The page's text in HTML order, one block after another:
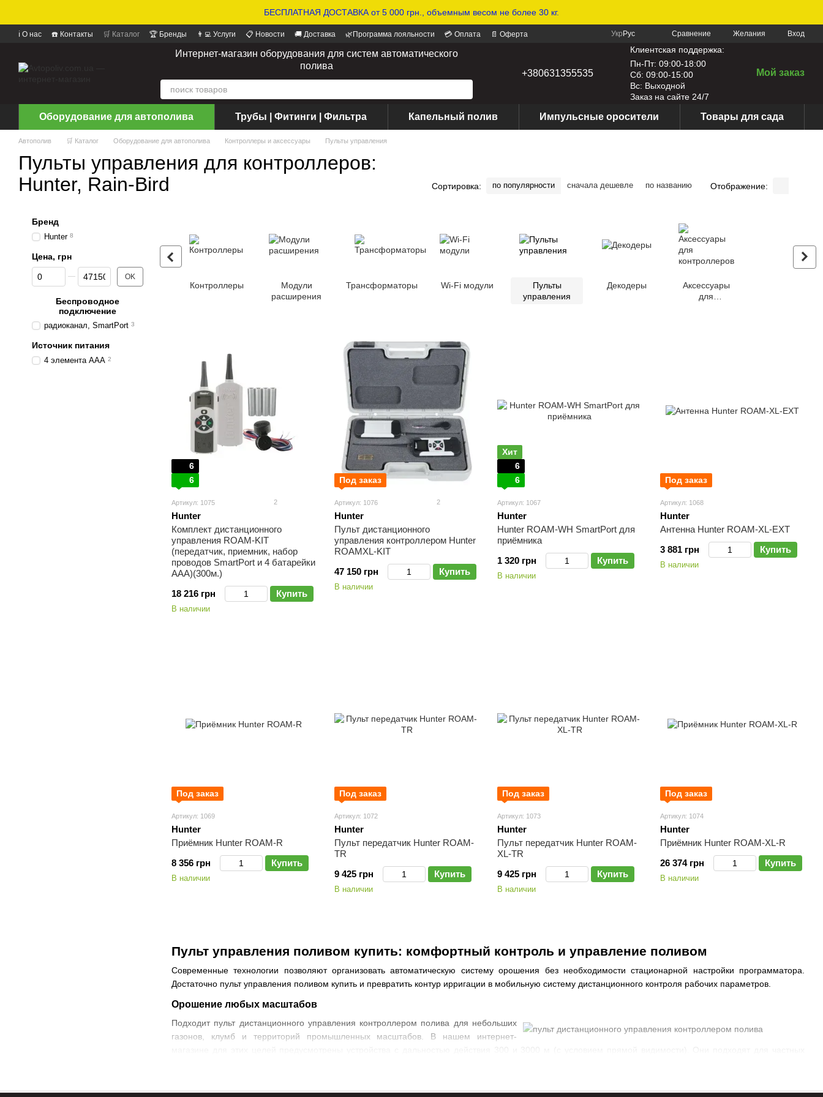
БЕСПЛАТНАЯ ДОСТАВКА от 5 000 грн., объемным весом не более 30 кг.
ℹ️ О нас ☎️ Контакты 🛒 Каталог 🏆 Бренды 👨‍💻 Услуги 📋 Новости 🚚 Доставка 🌿Программа лояльности 💳 Оплата
📄 Оферта
Укр Рус Сравнение Желания Вход
Интернет-магазин оборудования для систем автоматического
полива
+380631355535
Клиентская поддержка:
Пн-Пт: 09:00-18:00
Сб: 09:00-15:00
Вс: Выходной
Заказ на сайте 24/7
Мой заказ
Оборудование для автополива Трубы | Фитинги | Фильтра Капельный полив Импульсные оросители Товары для сада
Автополив 🛒 Каталог Оборудование для автополива Контроллеры и аксессуары Пульты управления
Пульты управления для контроллеров:
Hunter, Rain-Bird
Сортировка: по популярности сначала дешевле по названию Отображение:
Контроллеры
Модули
расширения
Трансформаторы Wi-Fi модули
Пульты
управления
Декодеры
Аксессуары
для
Пульт управления поливом купить: комфортный контроль и управление поливом
Современные технологии позволяют организовать автоматическую систему орошения без необходимости стационарной настройки программатора.
Достаточно пульт управления поливом купить и превратить контур ирригации в мобильную систему дистанционного контроля рабочих параметров.
Орошение любых масштабов
Подходит пульт дистанционного управления контроллером полива для небольших
газонов, клумб и территорий промышленных масштабов. В нашем интернет-
6
6
Артикул: 1075 2
Hunter
Комплект дистанционного
управления ROAM-KIT
(передатчик, приемник, набор
проводов SmartPort и 4 батарейки
AAA)(300м.)
18 216 грн
Купить
В наличии
Под заказ
Артикул: 1076 2
Hunter
Пульт дистанционного
управления контроллером Hunter
ROAMXL-KIT
47 150 грн
Купить
В наличии
Хит
6
6
Артикул: 1067
Hunter
Hunter ROAM-WH SmartPort для
приёмника
1 320 грн
Купить
В наличии
Под заказ
Артикул: 1068
Hunter
Антенна Hunter ROAM-XL-EXT
3 881 грн
Купить
В наличии
Под заказ
Артикул: 1069
Hunter
Приёмник Hunter ROAM-R
8 356 грн
Купить
В наличии
Под заказ
Артикул: 1072
Hunter
Пульт передатчик Hunter ROAM-
TR
9 425 грн
Купить
В наличии
Под заказ
Артикул: 1073
Hunter
Пульт передатчик Hunter ROAM-
XL-TR
9 425 грн
Купить
В наличии
Под заказ
Артикул: 1074
Hunter
Приёмник Hunter ROAM-XL-R
26 374 грн
Купить
В наличии
Бренд
Hunter 8
Цена, грн
От Цена, грн
До Цена, грн OK
Беспроводное
подключение
радиоканал, SmartPort 3
Источник питания
4 элемента ААА 2